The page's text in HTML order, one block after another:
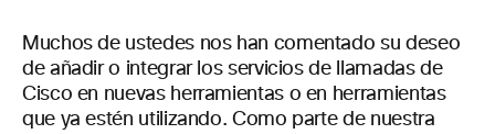
Muchos de ustedes nos han comentado su deseo
de añadir o integrar los servicios de llamadas de
Cisco en nuevas herramientas o en herramientas
que ya estén utilizando. Como parte de nuestra